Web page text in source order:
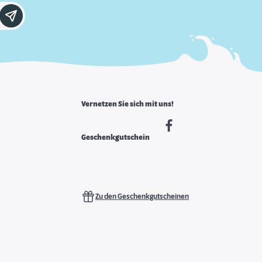
Vernetzen Sie sich mit uns!
Geschenkgutschein
Zu den Geschenkgutscheinen